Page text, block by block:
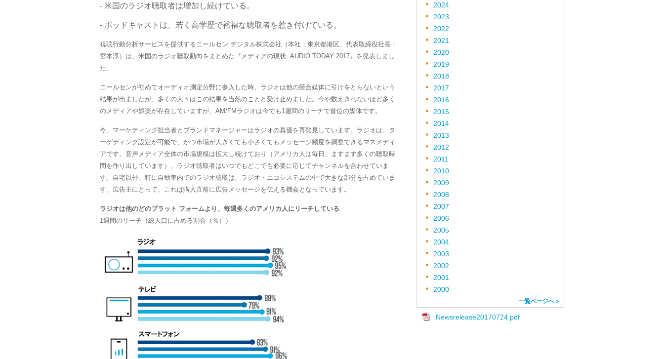
- 米国のラジオ聴取者は増加し続けている。
- ポッドキャストは、若く高学歴で裕福な聴取者を惹き付けている。
視聴行動分析サービスを提供するニールセン デジタル株式会社（本社：東京都港区、代表取締役社長：
宮本淳）は、米国のラジオ聴取動向をまとめた『メディアの現状: AUDIO TODAY 2017』を発表しまし
た。
ニールセンが初めてオーディオ測定分野に参入した時、ラジオは他の競合媒体に引けをとらないという
結果が出ましたが、多くの人々はこの結果を当然のことと受け止めました。今や数えきれないほど多く
のメディアや娯楽が存在していますが、AM/FMラジオは今でも1週間のリーチで首位の媒体です。
今、マーケティング担当者とブランドマネージャーはラジオの真価を再発見しています。ラジオは、タ
ーゲティング設定が可能で、かつ市場が大きくても小さくてもメッセージ頻度を調整できるマスメディ
アです。音声メディア全体の市場規模は拡大し続けており（アメリカ人は毎日、ますます多くの聴取時
間を作り出しています）、ラジオ聴取者はいつでもどこでも必要に応じてチャンネルを合わせていま
す。自宅以外、特に自動車内でのラジオ聴取は、ラジオ・エコシステムの中で大きな部分を占めていま
す。広告主にとって、これは購入直前に広告メッセージを伝える機会となっています。
ラジオは他のどのプラット フォームより、毎週多くのアメリカ人にリーチしている
1週間のリーチ（総人口に占める割合（％））
2024
2023
2022
2021
2020
2019
2018
2017
2016
2015
2014
2013
2012
2011
2010
2009
2008
2007
2006
2005
2004
2003
2002
2001
2000
一覧ページへ»
Newsrelease20170724.pdf